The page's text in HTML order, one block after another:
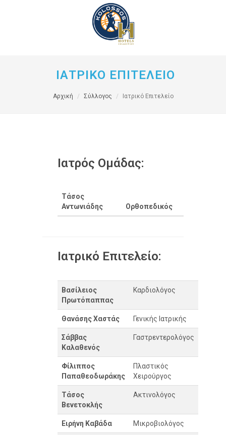
ΙΑΤΡΙΚΟ ΕΠΙΤΕΛΕΙΟ
Αρχική Σύλλογος Ιατρικό Επιτελείο
Ιατρός Ομάδας:
Τάσος
Αντωνιάδης
Ορθοπεδικός
Ιατρικό Επιτελείο:
Βασίλειος
Πρωτόπαππας
Καρδιολόγος
Θανάσης Χαστάς Γενικής Ιατρικής
Σάββας
Καλαθενός
Γαστρεντερολόγος
Φίλιππος
Παπαθεοδωράκης
Πλαστικός
Χειρούργος
Τάσος
Βενετοκλής
Ακτινολόγος
Ειρήνη Καβάδα Μικροβιολόγος